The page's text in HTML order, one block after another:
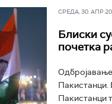
СРЕДА, 30. АПР
Блиски
почетка
Одбројавање
Пакистанци.
Пакистанци